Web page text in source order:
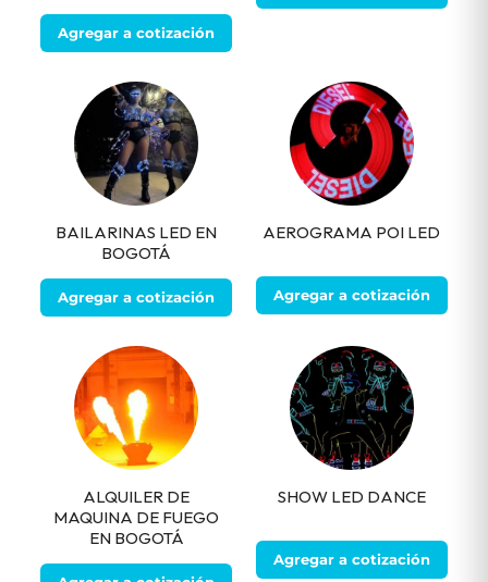
Agregar a cotización
BAILARINAS LED EN
BOGOTÁ
Agregar a cotización
AEROGRAMA POI LED
Agregar a cotización
ALQUILER DE
MAQUINA DE FUEGO
EN BOGOTÁ
SHOW LED DANCE
Agregar a cotización